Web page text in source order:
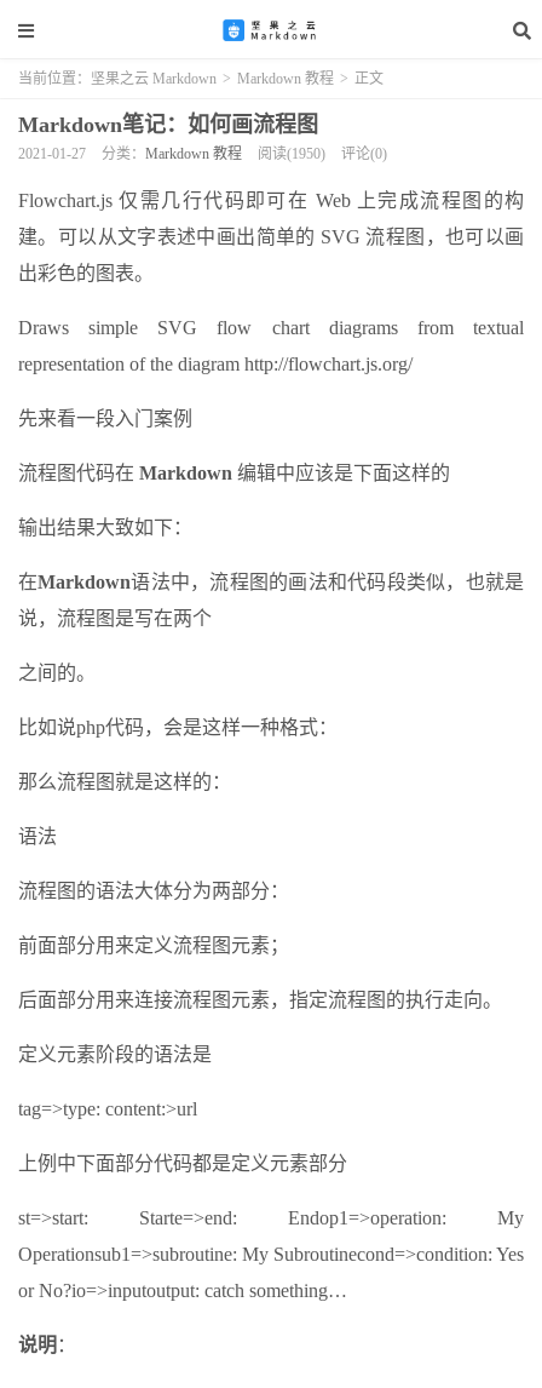
当前位置： 坚果之云 Markdown > Markdown 教程 > 正文
Markdown笔记：如何画流程图
2021-01-27 分类： Markdown 教程 阅读(1950) 评论(0)
Flowchart.js 仅需几行代码即可在 Web 上完成流程图的构
建。可以从文字表述中画出简单的 SVG 流程图，也可以画
出彩色的图表。
Draws simple SVG flow chart diagrams from textual
representation of the diagram http://flowchart.js.org/
先来看一段入门案例
流程图代码在 Markdown 编辑中应该是下面这样的
输出结果大致如下：
在Markdown语法中，流程图的画法和代码段类似，也就是
说，流程图是写在两个
之间的。
比如说php代码，会是这样一种格式：
那么流程图就是这样的：
语法
流程图的语法大体分为两部分：
前面部分用来定义流程图元素；
后面部分用来连接流程图元素，指定流程图的执行走向。
定义元素阶段的语法是
tag=>type: content:>url
上例中下面部分代码都是定义元素部分
st=>start: Starte=>end: Endop1=>operation: My
Operationsub1=>subroutine: My Subroutinecond=>condition: Yes
or No?io=>inputoutput: catch something…
说明 ：